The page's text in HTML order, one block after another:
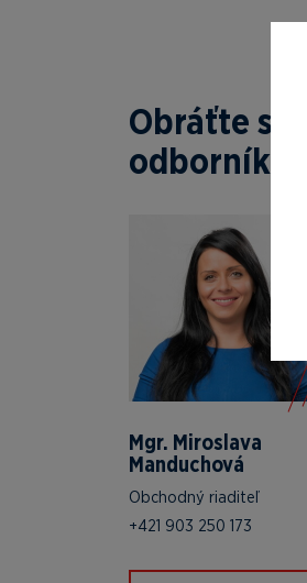
Obráťte sa
odborníkov
Mgr. Miroslava
Manduchová
Obchodný riaditeľ
+421 903 250 173